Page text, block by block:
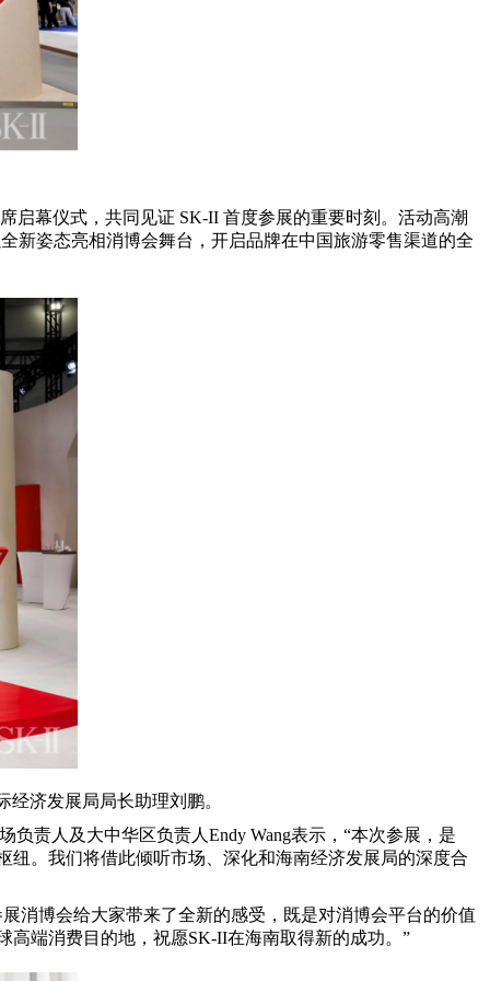
启幕仪式，共同见证 SK-II 首度参展的重要时刻。活动高潮
新姿态亮相消博会舞台，开启品牌在中国旅游零售渠道的全
济发展局局长助理刘鹏。
责人及大中华区负责人Endy Wang表示，“本次参展，是
。我们将借此倾听市场、深化和海南经济发展局的深度合
消博会给大家带来了全新的感受，既是对消博会平台的价值
端消费目的地，祝愿SK-II在海南取得新的成功。”